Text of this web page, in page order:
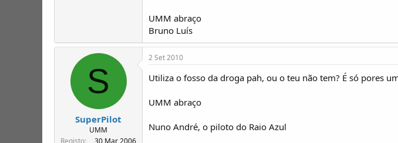
s
UMM abraço
Bruno Luís
S
SuperPilot
UMM
2 Set 2010
Utiliza o fosso da droga pah, ou o teu não tem? É só pores
UMM abraço
Nuno André, o piloto do Raio Azul